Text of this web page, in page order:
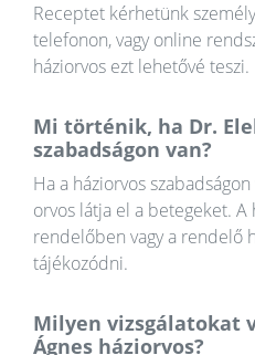
Receptet kérhetünk
telefonon, vagy online
háziorvos ezt lehetővé teszi.
Mi történik, ha Dr.
szabadságon van?
Ha a háziorvos
orvos látja el a betegeket.
rendelőben vagy a rendelő
tájékozódni.
Milyen vizsgálatokat
Ágnes háziorvos?